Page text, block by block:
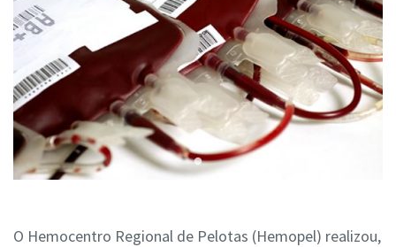
O Hemocentro Regional de Pelotas (Hemopel) realizou,